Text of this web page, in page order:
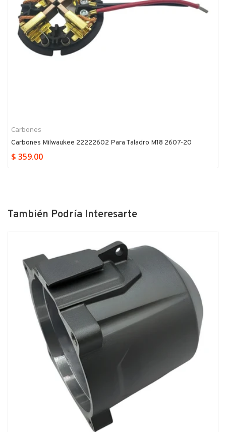
Carbones
Carbones Milwaukee 22222602 Para Taladro M18 2607-20
$ 359.00
También Podría Interesarte